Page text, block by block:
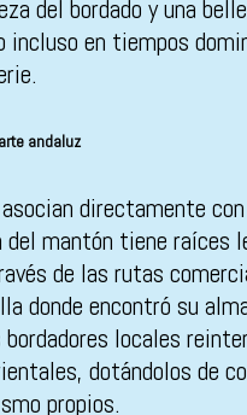
del bordado y una
incluso en tiempos
andaluz
directamente
del mantón tiene raíces
de las rutas
donde encontró su
locales
dotándolos de
propios.